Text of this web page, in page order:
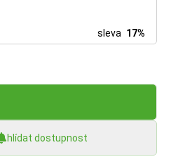
sleva 17%
hlídat dostupnost